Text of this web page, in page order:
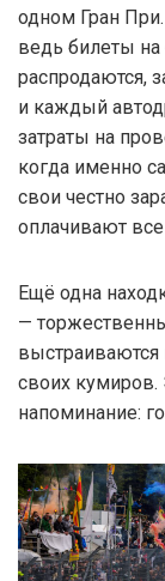
одном Гран
ведь билеты на
распродаются,
и каждый
затраты на
когда именно
свои честно
оплачивают
Ещё одна
—
выстраиваются
своих кумиров.
напоминание: